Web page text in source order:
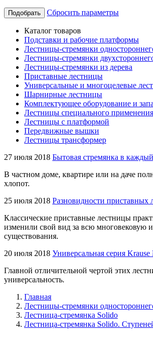
Подобрать Сбросить параметры
Каталог товаров
Подставки и рабочие платформы
Лестницы-стремянки
Лестницы-стремянки
Лестницы-стремянки из дерева
Приставные лестницы
Универсальные и многоцелевые
Шарнирные лестницы
Комплектующее оборудование и
Лестницы специального применения
Лестницы с платформой
Передвижные вышки
Лестницы трансформер
27 июля 2018 Бытовая стремянка в
В частном доме, квартире или на даче
хлопот.
25 июля 2018 Разновидности приставных
Классические приставные лестницы
изменили свой вид за всю многовековую
существования.
20 июля 2018 Универсальная серия Krause
Главной отличительной чертой этих
универсальность.
Главная
Лестницы-стремянки
Лестница-стремянка Solido
Лестница-стремянка Solido.